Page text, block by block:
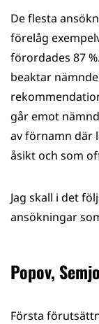
De flesta
förelåg
förordades 87
beaktar
går emot
av förnamn där
åsikt och som
Jag skall i det
ansökningar
Popov,
Första